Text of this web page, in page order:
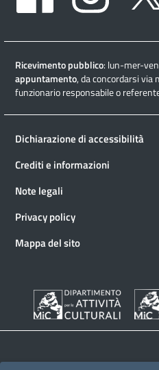
Ricevimento pubblico: lun-mer-
appuntamento, da concordarsi via
funzionario responsabile o
Dichiarazione di accessibilità
Crediti e informazioni
Note legali
Privacy policy
Mappa del sito